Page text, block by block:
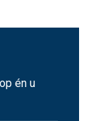
én u